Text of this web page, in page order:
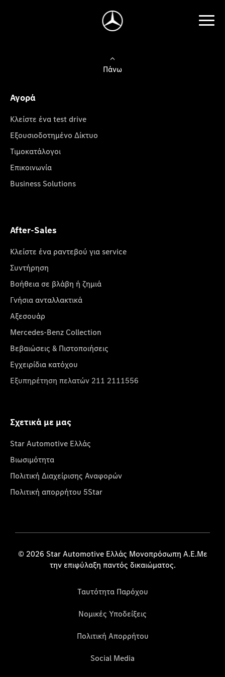
Πάνω
Αγορά
Κλείστε ένα test drive
Εξουσιοδοτημένο Δίκτυο
Τιμοκατάλογοι
Επικοινωνία
Business Solutions
After-Sales
Κλείστε ένα ραντεβού για service
Συντήρηση
Βοήθεια σε βλάβη ή ζημιά
Γνήσια ανταλλακτικά
Αξεσουάρ
Mercedes-Benz Collection
Βεβαιώσεις & Πιστοποιήσεις
Εγχειρίδια κατόχου
Εξυπηρέτηση πελατών 211 2111556
Σχετικά με μας
Star Automotive Ελλάς
Βιωσιμότητα
Πολιτική Διαχείρισης Αναφορών
Πολιτική απορρήτου 5Star
© 2026 Star Automotive Ελλάς Μονοπρόσωπη Α.Ε.Με
την επιφύλαξη παντός δικαιώματος.
Ταυτότητα Παρόχου
Νομικές Υποδείξεις
Πολιτική Απορρήτου
Social Media